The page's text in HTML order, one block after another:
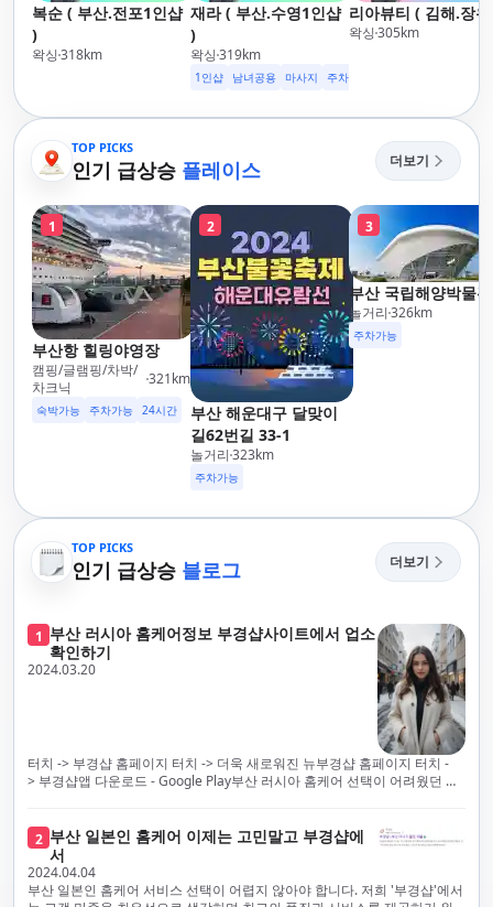
복순 ( 부산.전포1인샵
)
왁싱318km
재라 ( 부산.수영1인샵
)
왁싱319km
1인샵 남녀공용 마사지 주차가능
리아뷰티 ( 김해.장
왁싱305km
TOP PICKS
인기 급상승 플레이스 더보기
1
부산항 힐링야영장
캠핑/글램핑/차박/
차크닉
321km
숙박가능 주차가능 24시간
2
부산 해운대구 달맞이
길62번길 33-1
놀거리 323km
주차가능
3
부산 국립해양박물관
놀거리 326km
주차가능
TOP PICKS
인기 급상승 블로그 더보기
1 부산 러시아 홈케어정보 부경샵사이트에서 업소
확인하기
2024.03.20
터치 -> 부경샵 홈페이지 터치 -> 더욱 새로워진 뉴부경샵 홈페이지 터치 -
> 부경샵앱 다운로드 - Google Play부산 러시아 홈케어 선택이 어려웠던 시
스의 모든 과정을 후불제로 운영합니다. 이는 고객님의 최대 편의를 보장하
기 위한 부경샵의 약속입니다.부경샵은 현장에서 바로 고객님께 서비스를
제공하는 깨끗하고 전문적으로 훈련된 관리사들을 다수 보유하고 있음을 자
랑스럽게 생각합니다. 이는 프리미엄 부산 러시아 홈케어 경험을 제공하기
2 부산 일본인 홈케어 이제는 고민말고 부경샵에
서
2024.04.04
부산 일본인 홈케어 서비스 선택이 어렵지 않아야 합니다. 저희 '부경샵'에서